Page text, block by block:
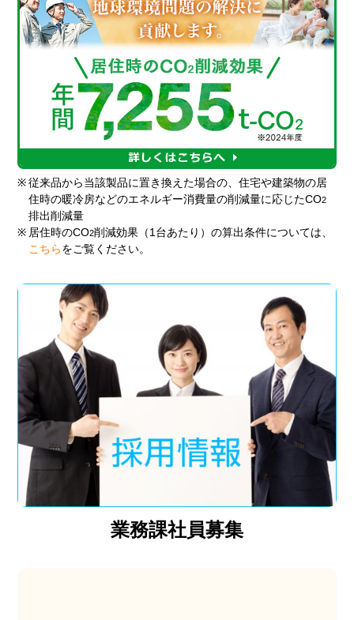
※ 従来品から当該製品に置き換えた場合の、住宅や建築物の居
住時の暖冷房などのエネルギー消費量の削減量に応じたCO2
排出削減量
※ 居住時のCO2削減効果（1台あたり）の算出条件については、
こちら をご覧ください。
業務課社員募集